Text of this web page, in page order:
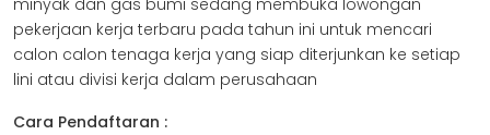
minyak dan gas bumi sedang membuka lowongan
pekerjaan kerja terbaru pada tahun ini untuk mencari
calon calon tenaga kerja yang siap diterjunkan ke setiap
lini atau divisi kerja dalam perusahaan
Cara Pendaftaran :